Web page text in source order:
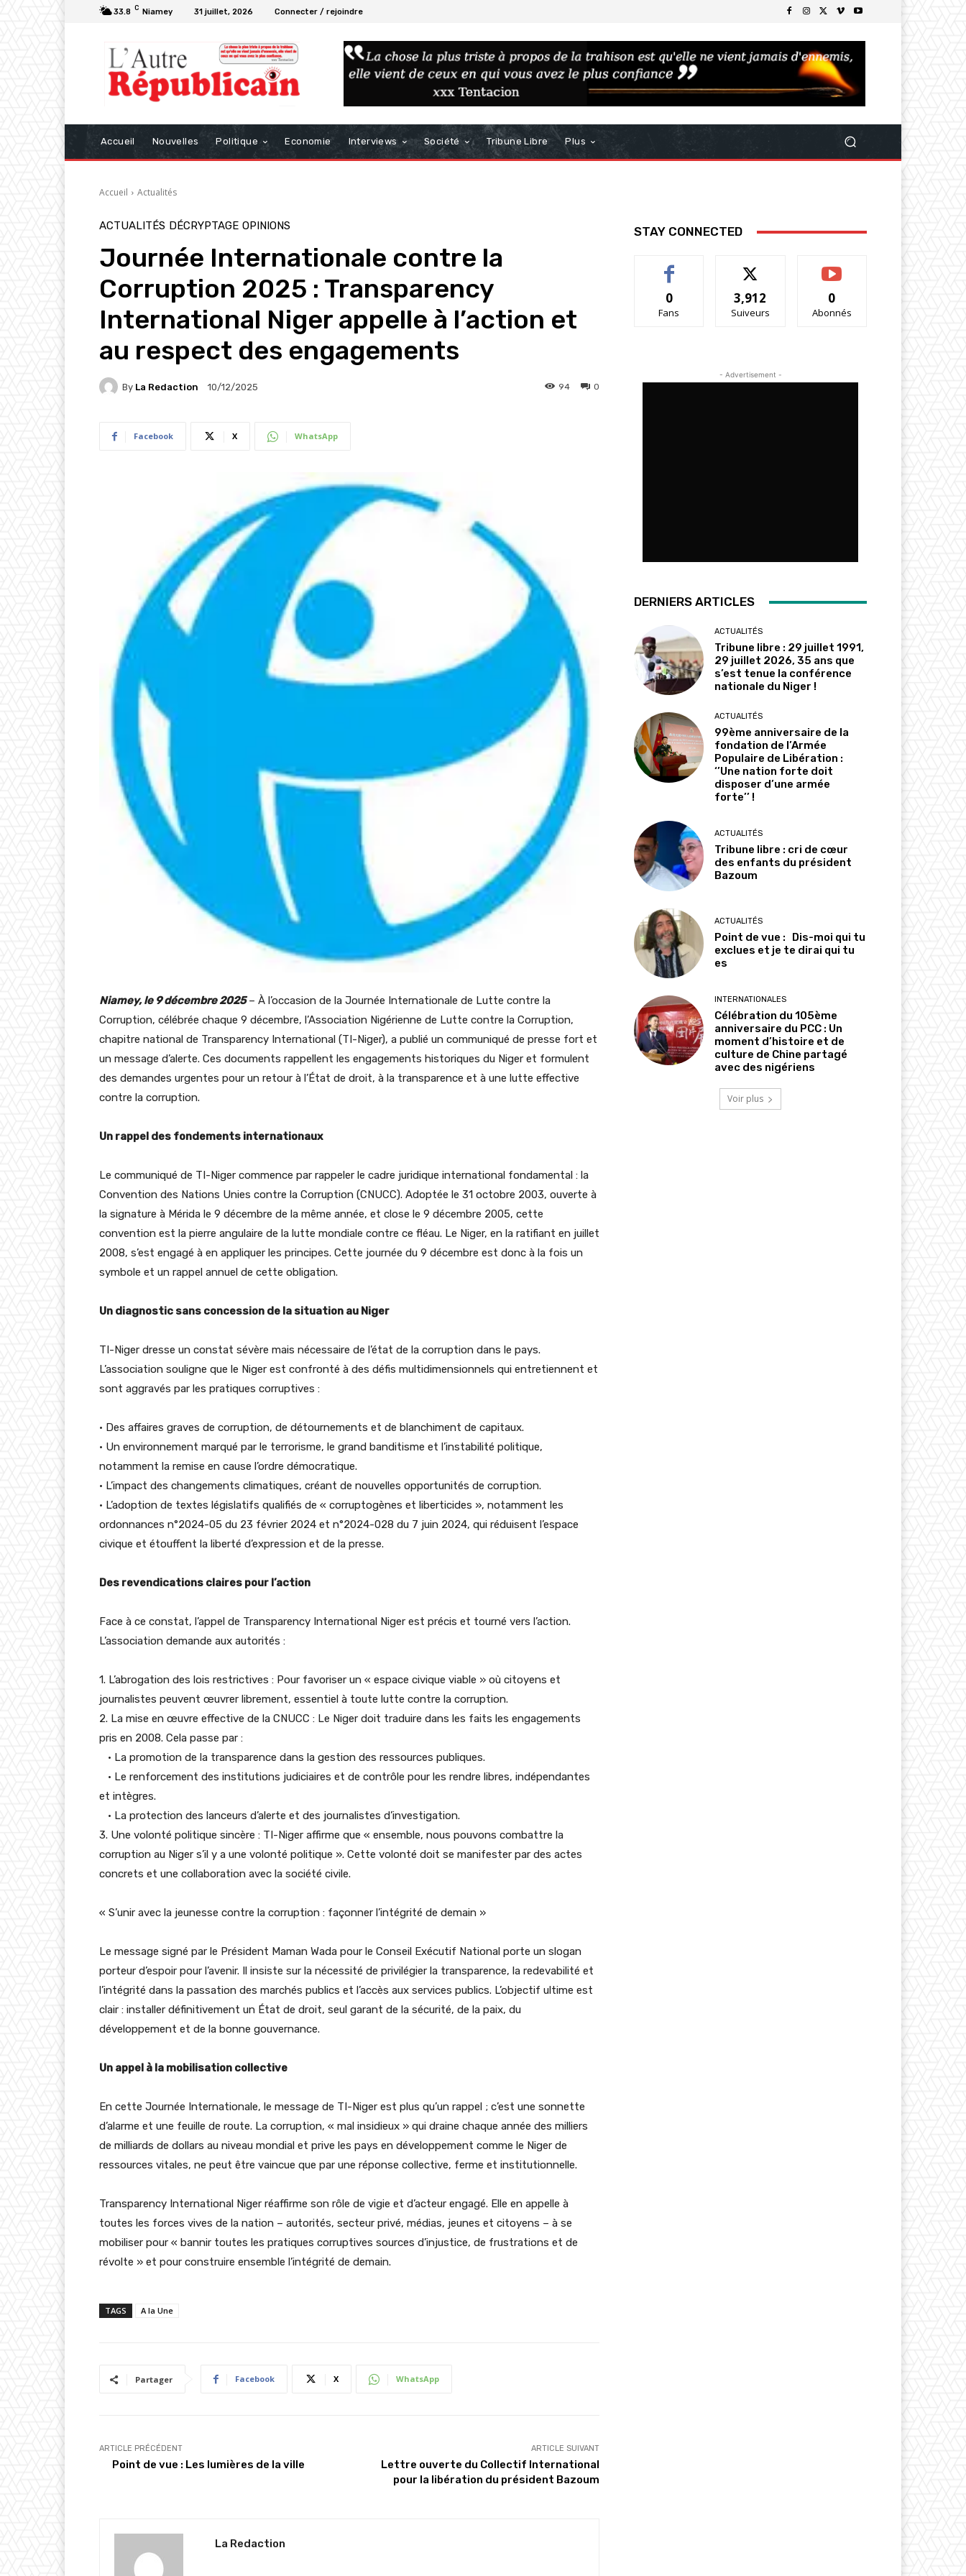
33.8 C Niamey 31 juillet, 2026 Connecter / rejoindre
Accueil Nouvelles Politique Economie Interviews Société Tribune Libre Plus
Accueil Actualités
ACTUALITÉS DÉCRYPTAGE OPINIONS
Journée Internationale contre la
Corruption 2025 : Transparency
International Niger appelle à l’action et
au respect des engagements
By La Redaction 10/12/2025 0
94
Facebook X WhatsApp
Niamey, le 9 décembre 2025– À l’occasion de la Journée Internationale de Lutte contre la
Corruption, célébrée chaque 9 décembre, l’Association Nigérienne de Lutte contre la Corruption,
chapitre national de Transparency International (TI-Niger), a publié un communiqué de presse fort et
un message d’alerte. Ces documents rappellent les engagements historiques du Niger et formulent
des demandes urgentes pour un retour à l’État de droit, à la transparence et à une lutte effective
contre la corruption.
Un rappel des fondements internationaux
Le communiqué de TI-Niger commence par rappeler le cadre juridique international fondamental : la
Convention des Nations Unies contre la Corruption (CNUCC). Adoptée le 31 octobre 2003, ouverte à
la signature à Mérida le 9 décembre de la même année, et close le 9 décembre 2005, cette
convention est la pierre angulaire de la lutte mondiale contre ce fléau. Le Niger, en la ratifiant en juillet
2008, s’est engagé à en appliquer les principes. Cette journée du 9 décembre est donc à la fois un
symbole et un rappel annuel de cette obligation.
Un diagnostic sans concession de la situation au Niger
TI-Niger dresse un constat sévère mais nécessaire de l’état de la corruption dans le pays.
L’association souligne que le Niger est confronté à des défis multidimensionnels qui entretiennent et
sont aggravés par les pratiques corruptives :
· Des affaires graves de corruption, de détournements et de blanchiment de capitaux.
· Un environnement marqué par le terrorisme, le grand banditisme et l’instabilité politique,
notamment la remise en cause l’ordre démocratique.
· L’impact des changements climatiques, créant de nouvelles opportunités de corruption.
· L’adoption de textes législatifs qualifiés de « corruptogènes et liberticides », notamment les
ordonnances n°2024-05 du 23 février 2024 et n°2024-028 du 7 juin 2024, qui réduisent l’espace
civique et étouffent la liberté d’expression et de la presse.
Des revendications claires pour l’action
Face à ce constat, l’appel de Transparency International Niger est précis et tourné vers l’action.
L’association demande aux autorités :
1. L’abrogation des lois restrictives : Pour favoriser un « espace civique viable » où citoyens et
journalistes peuvent œuvrer librement, essentiel à toute lutte contre la corruption.
2. La mise en œuvre effective de la CNUCC : Le Niger doit traduire dans les faits les engagements
pris en 2008. Cela passe par :
· La promotion de la transparence dans la gestion des ressources publiques.
· Le renforcement des institutions judiciaires et de contrôle pour les rendre libres, indépendantes
et intègres.
· La protection des lanceurs d’alerte et des journalistes d’investigation.
3. Une volonté politique sincère : TI-Niger affirme que « ensemble, nous pouvons combattre la
corruption au Niger s’il y a une volonté politique ». Cette volonté doit se manifester par des actes
concrets et une collaboration avec la société civile.
« S’unir avec la jeunesse contre la corruption : façonner l’intégrité de demain »
Le message signé par le Président Maman Wada pour le Conseil Exécutif National porte un slogan
porteur d’espoir pour l’avenir. Il insiste sur la nécessité de privilégier la transparence, la redevabilité et
l’intégrité dans la passation des marchés publics et l’accès aux services publics. L’objectif ultime est
clair : installer définitivement un État de droit, seul garant de la sécurité, de la paix, du
développement et de la bonne gouvernance.
Un appel à la mobilisation collective
En cette Journée Internationale, le message de TI-Niger est plus qu’un rappel ; c’est une sonnette
d’alarme et une feuille de route. La corruption, « mal insidieux » qui draine chaque année des milliers
de milliards de dollars au niveau mondial et prive les pays en développement comme le Niger de
ressources vitales, ne peut être vaincue que par une réponse collective, ferme et institutionnelle.
Transparency International Niger réaffirme son rôle de vigie et d’acteur engagé. Elle en appelle à
toutes les forces vives de la nation – autorités, secteur privé, médias, jeunes et citoyens – à se
mobiliser pour « bannir toutes les pratiques corruptives sources d’injustice, de frustrations et de
révolte » et pour construire ensemble l’intégrité de demain.
TAGS A la Une
Partager Facebook X WhatsApp
ARTICLE PRÉCÉDENT
Point de vue : Les lumières de la ville
ARTICLE SUIVANT
Lettre ouverte du Collectif International
pour la libération du président Bazoum
La Redaction
STAY CONNECTED
0
Fans
3,912
Suiveurs
0
Abonnés
- Advertisement -
DERNIERS ARTICLES
ACTUALITÉS
Tribune libre : 29 juillet 1991,
29 juillet 2026, 35 ans que
s’est tenue la conférence
nationale du Niger !
ACTUALITÉS
99ème anniversaire de la
fondation de l’Armée
Populaire de Libération :
‘’Une nation forte doit
disposer d’une armée
forte’’ !
ACTUALITÉS
Tribune libre : cri de cœur
des enfants du président
Bazoum
ACTUALITÉS
Point de vue : Dis-moi qui tu
exclues et je te dirai qui tu
es
INTERNATIONALES
Célébration du 105ème
anniversaire du PCC : Un
moment d’histoire et de
culture de Chine partagé
avec des nigériens
Voir plus